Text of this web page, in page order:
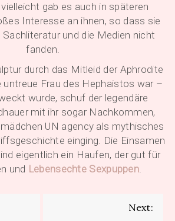
gab es auch in späteren
Interesse an ihnen, so dass sie
Sachliteratur und die Medien nicht
fanden.
durch das Mitleid der Aphrodite
untreue Frau des Hephaistos war –
wurde, schuf der legendäre
mit ihr sogar Nachkommen,
UN agency als mythisches
einging. Die Einsamen
eigentlich ein Haufen, der gut für
und Lebensechte Sexpuppen.
Next: